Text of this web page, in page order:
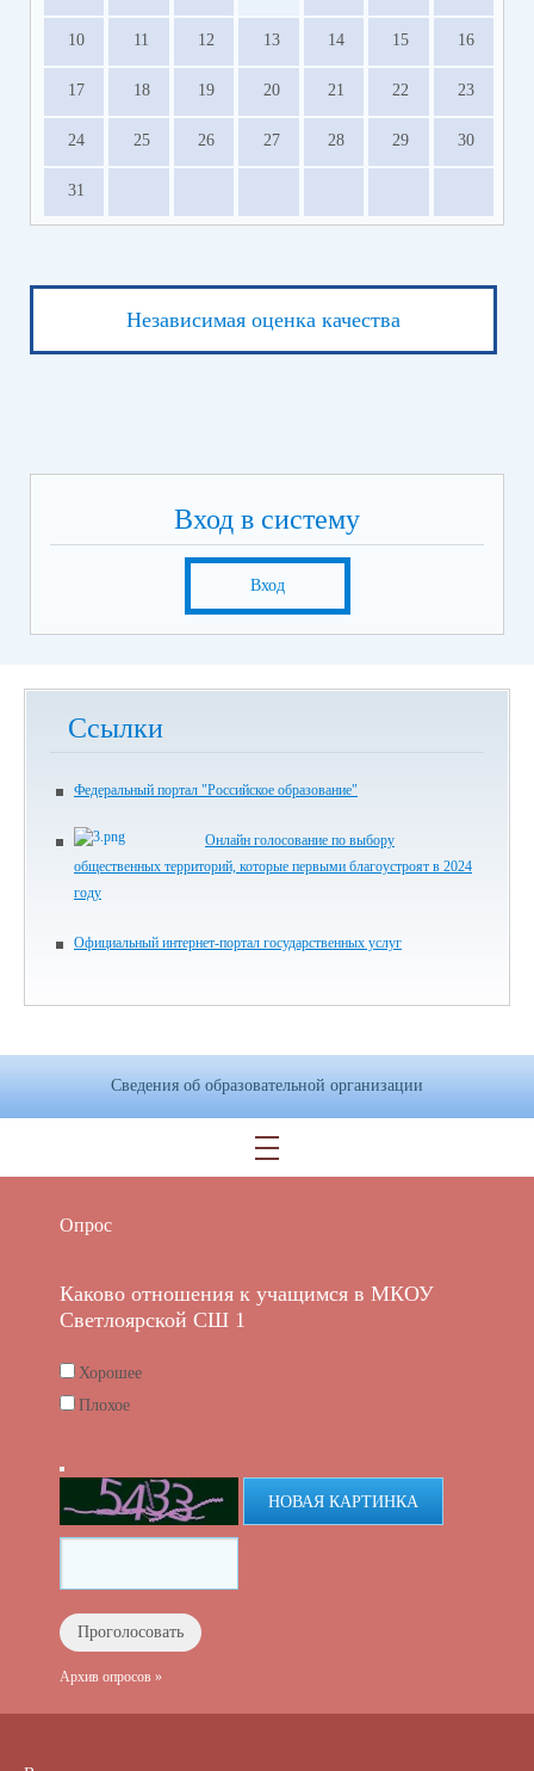
10 11 12 13 14 15 16
17 18 19 20 21 22 23
24 25 26 27 28 29 30
31
Независимая оценка качества
Вход в систему
Вход
Ссылки
Федеральный портал "Российское образование"
Онлайн голосование по выбору
общественных территорий, которые первыми благоустроят в 2024
году
Официальный интернет-портал государственных услуг
Сведения об образовательной организации
Опрос
Каково отношения к учащимся в МКОУ
Светлоярской СШ 1
Хорошее
Плохое
НОВАЯ КАРТИНКА
Архив опросов »